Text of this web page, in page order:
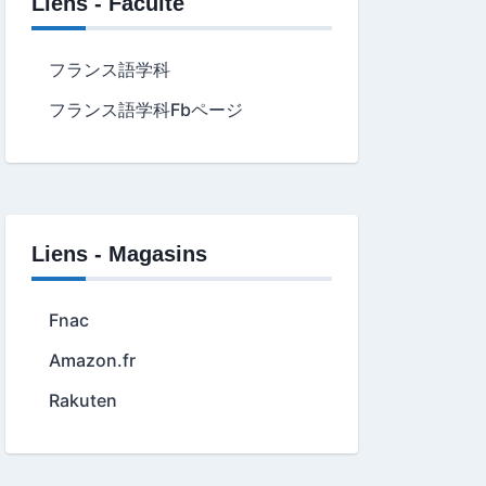
フランス語学科
フランス語学科Fbページ
Liens - Magasins
Fnac
Amazon.fr
Rakuten